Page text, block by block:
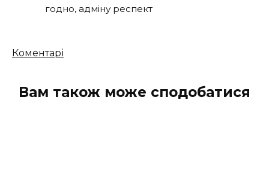
годно, адміну респект
Кількість
Коментарі
Вам також може сподобатися